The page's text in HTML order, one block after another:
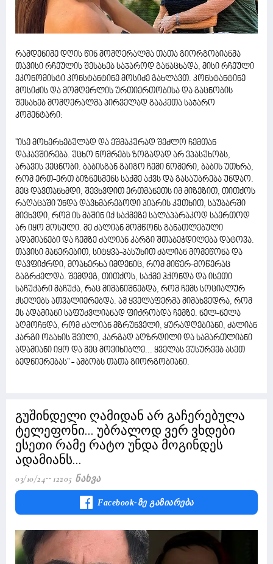
რამდენიმე დღის წინ მომღერალმა თათა გიორგობიანმა
თავისი რჩეულის შესახებ საჯაროდ განაცხადა, მისი რჩეული
ეკონომისტი კონსტანტინე მოსიძე გახლავთ. კონსტანტინე
მოსიძის და მომღერლის ურთიერთობისა და გაცნობის
შესახებ მომღერალმა პირველად გააკეთა საჯარო
კომენტარი:
''ისე მოხერხებულად და ეშმაკურად შეძლო ჩემთან
დაკავშირება. უცხო ნომრებს ზოგადად არ ვპასუხობს,
არავის ვეცნობი. ბაბისგან გაიგო ჩემი ნომერი, ბაბის უთხრა,
რომ ერთ-ერთ ბიზნესმენს საქმე აქვს და გასაუბრება უნდაო.
მეც დავთანხმდი, შევხვდით ერთმანეთს იმ მიზეზით, თითქოს
რაღაცაში უნდა დავხმარებოდი პიარის კუთხით, საუბარში
მივხვდი, რომ ის მაშინ იქ საქმეზე სალაპარაკოდ საერთოდ
არ იყო მოსული. მე ძალიან მომწონს განათლებული
ადამიანები და ჩემზე ძალიან კარგი შთაბეჭდილება დატოვა.
თავისი მანერებით, სიტყვა-პასუხით ძალიან მომეწონა და
დავფიქრდი, მოახერხა იმდენიც, რომ მიწერ-მოწერაც
გაგრძელდა. შემდეგ, თითქოს, საქმე ჰქონდა და ისეთი
საჩუქარი მაჩუქა, რაც მიმანიშნებდა, რომ ჩემს სოციალურ
ქსელებს ათვალიერებდა. ამ ყველაფერმა მიმახვედრა, რომ
ეს ადამიანი საფუძვლიანად ფიქრობდა ჩემზე. ნელ-ნელა
აღმოჩნდა, რომ ძალიან მზრუნველი, ყურადღებიანი, ძალიან
კარგი ოჯახის შვილი, კარგად აღზრდილი და სამართლიანი
ადამიანი იყო და მეც მოვიხიბლე... ყველას ვუსურვებ ასეთ
ბედნიერებას" - ამბობს თათა გიორგობიანი.
გუშინდელი ღამიდან არ გაჩერებულა
ტელეფონი... უბრალოდ ვერ ვხდები
ესეთი რამე რატო უნდა მოგინდეს
ადამიანს...
03/10/24 12205 Ნახვა
Facebook-Ზე Გაზიარება